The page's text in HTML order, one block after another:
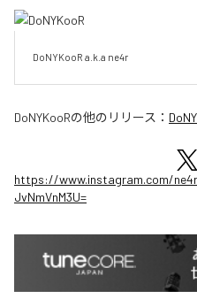
DoNYKooR a.k.a ne4r
DoNYKooRの他のリリース：
https://www.instagram.com/
JvNmVnM3U=